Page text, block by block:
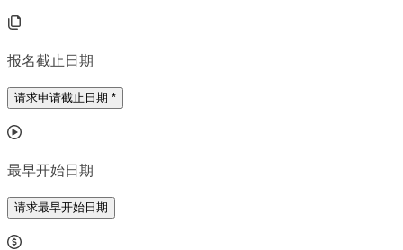
报名截止日期
请求申请截止日期 *
最早开始日期
请求最早开始日期